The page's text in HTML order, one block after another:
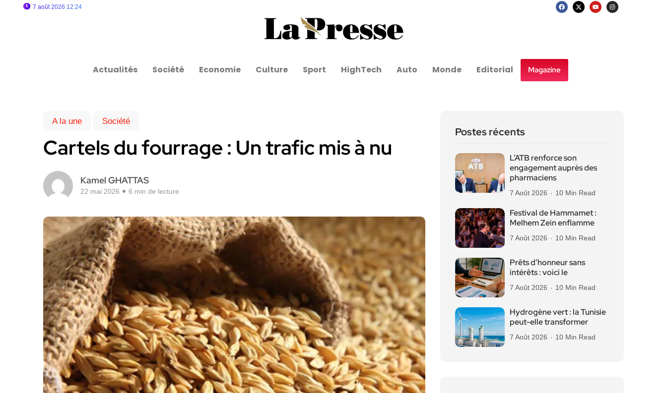
7 août 2026 12:24
Actualités Société Economie Culture Sport HighTech Auto Monde Editorial Magazine
A la une Société
Cartels du fourrage : Un trafic mis à nu
Kamel GHATTAS
22 mai 2026 6 min de lecture
Postes récents
L’ATB renforce son
engagement auprès des
pharmaciens
7 Août 2026 10 Min Read
Festival de Hammamet :
Melhem Zein enflamme
7 Août 2026 10 Min Read
Prêts d’honneur sans
intérêts : voici le
7 Août 2026 10 Min Read
Hydrogène vert : la Tunisie
peut-elle transformer
7 Août 2026 10 Min Read